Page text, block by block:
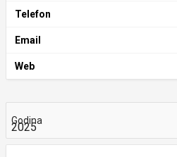
Telefon
Email
Web
Godina